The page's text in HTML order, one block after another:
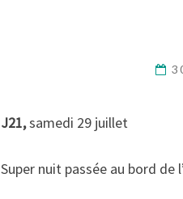
J21,samedi 29 juillet
Super nuit passée au bord de